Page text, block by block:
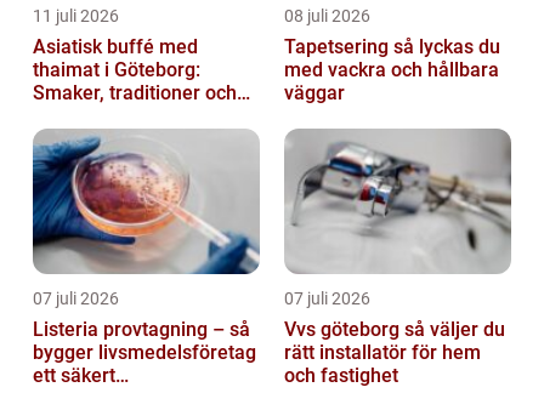
11 juli 2026
Asiatisk buffé med
thaimat i Göteborg:
Smaker, traditioner och
08 juli 2026
Tapetsering så lyckas du
med vackra och hållbara
väggar
07 juli 2026
Listeria provtagning – så
bygger livsmedelsföretag
ett säkert
07 juli 2026
Vvs göteborg så väljer du
rätt installatör för hem
och fastighet